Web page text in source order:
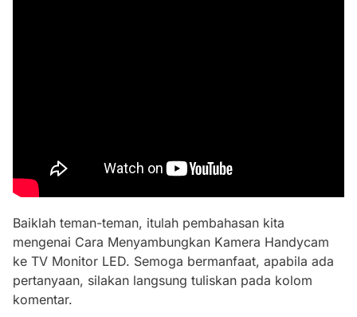
Baiklah teman-teman, itulah pembahasan kita
mengenai Cara Menyambungkan Kamera Handycam
ke TV Monitor LED. Semoga bermanfaat, apabila ada
pertanyaan, silakan langsung tuliskan pada kolom
komentar.